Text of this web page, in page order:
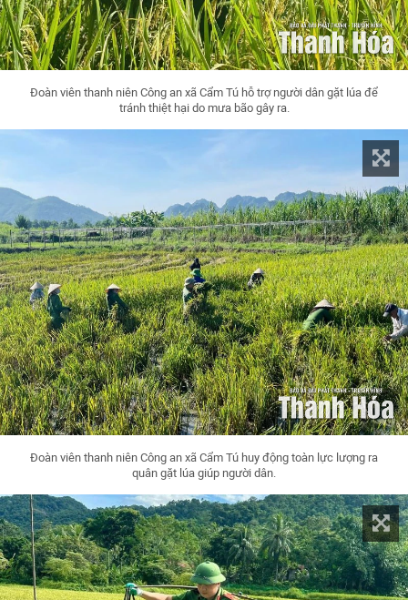
Đoàn viên thanh niên Công an xã Cẩm Tú hỗ trợ người dân gặt lúa để
tránh thiệt hại do mưa bão gây ra.
Đoàn viên thanh niên Công an xã Cẩm Tú huy động toàn lực lượng ra
quân gặt lúa giúp người dân.